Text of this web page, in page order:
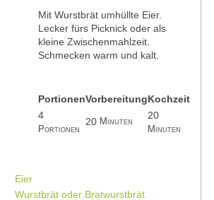
Mit Wurstbrät umhüllte Eier.
Lecker fürs Picknick oder als
kleine Zwischenmahlzeit.
Schmecken warm und kalt.
PortionenVorbereitung
4
Portionen
20 Minuten
Kochzeit
20
Minuten
Eier
Wurstbrät oder Bratwurstbrät